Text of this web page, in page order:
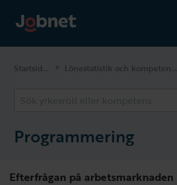
Startsidan > Lönestatistik och kompetenser
Programmering
Efterfrågan på arbetsmarknaden